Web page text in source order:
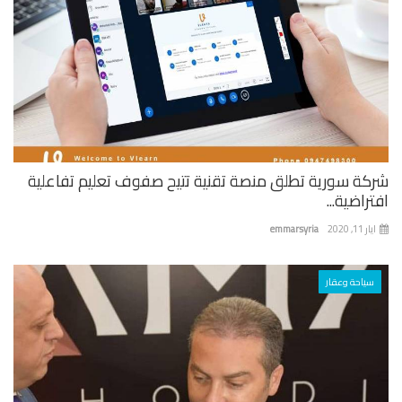
سورية تطلق منصة تقنية تتيح صفوف تعليم تفاعلية
emmarsyria
سياحة وعقار